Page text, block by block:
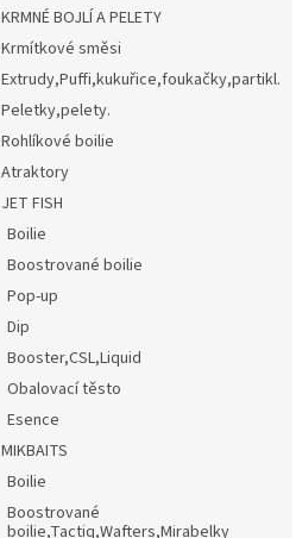
KRMNÉ BOJLÍ A PELETY
Krmítkové směsi
Extrudy,Puffi,kukuřice,foukačky,partikl.
Peletky,pelety.
Rohlíkové boilie
Atraktory
JET FISH
Boilie
Boostrované boilie
Pop-up
Dip
Booster,CSL,Liquid
Obalovací těsto
Esence
MIKBAITS
Boilie
Boostrované
boilie,Tactiq,Wafters,Mirabelky